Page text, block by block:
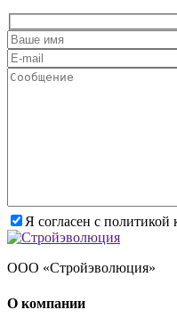
Оставьте это поле пустым
Я согласен с политикой
ООО «Стройэволюция»
О компании